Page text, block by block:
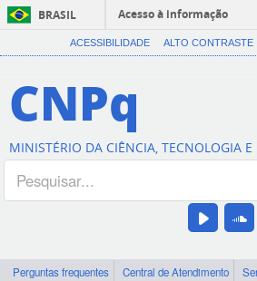
BRASIL
Acesso à informação
ACESSIBILIDADE ALTO CONTRASTE
CNPq
MINISTÉRIO DA CIÊNCIA, TECNOLOGIA E
Perguntas frequentes Central de Atendimento